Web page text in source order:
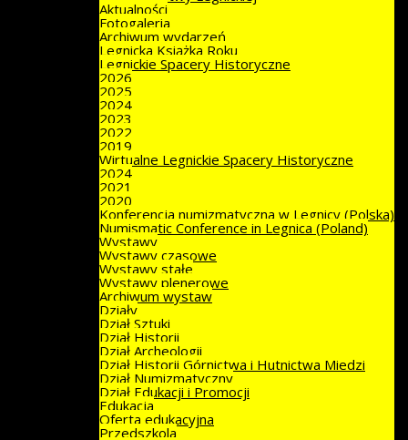
Aktualności
Fotogaleria
Archiwum wydarzeń
Legnicka Książka Roku
Legnickie Spacery Historyczne
2026
2025
2024
2023
2022
2019
Wirtualne Legnickie Spacery Historyczne
2024
2021
2020
Konferencja numizmatyczna w Legnicy (Polska)
Numismatic Conference in Legnica (Poland)
Wystawy
Wystawy czasowe
Wystawy stałe
Wystawy plenerowe
Archiwum wystaw
Działy
Dział Sztuki
Dział Historii
Dział Archeologii
Dział Historii Górnictwa i Hutnictwa Miedzi
Dział Numizmatyczny
Dział Edukacji i Promocji
Edukacja
Oferta edukacyjna
Przedszkola